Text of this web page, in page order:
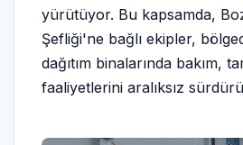
yürütüyor. Bu kapsamda,
Şefliği'ne bağlı ekipler,
dağıtım binalarında bakım,
faaliyetlerini aralıksız